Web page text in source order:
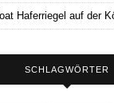
Haferriegel auf der
SCHLAGWÖRTER